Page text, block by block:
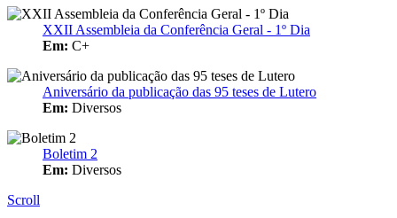
XXII Assembleia da Conferência Geral - 1º Dia
Em: C+
Aniversário da publicação das 95 teses de Lutero
Em: Diversos
Boletim 2
Em: Diversos
Scroll